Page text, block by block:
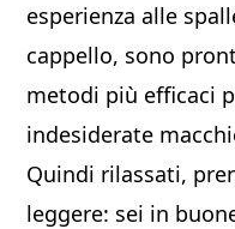
esperienza alle
cappello, sono
metodi più efficaci
indesiderate
Quindi rilassati,
leggere: sei in